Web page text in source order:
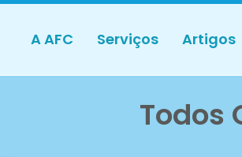
A AFC Serviços Artigos
Todos